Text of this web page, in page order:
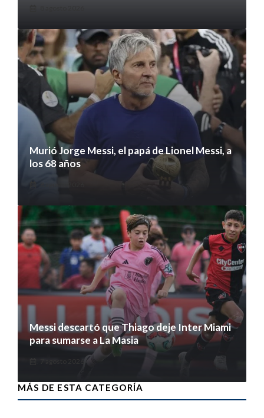
Murió Jorge Messi, el papá de Lionel Messi, a
los 68 años
Messi descartó que Thiago deje Inter Miami
para sumarse a La Masia
MÁS DE ESTA CATEGORÍA